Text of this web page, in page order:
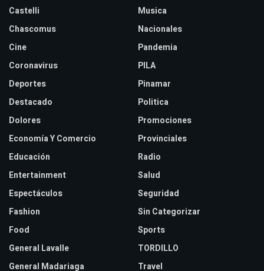
Castelli
Chascomus
Cine
Coronavirus
Deportes
Destacado
Dolores
Economía Y Comercio
Educación
Entertainment
Espectáculos
Fashion
Food
General Lavalle
General Madariaga
Musica
Nacionales
Pandemia
PILA
Pinamar
Politica
Promociones
Provinciales
Radio
Salud
Seguridad
Sin Categorizar
Sports
TORDILLO
Travel